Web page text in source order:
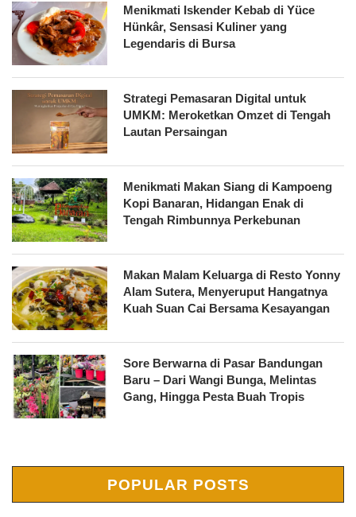
Menikmati Iskender Kebab di Yüce
Hünkâr, Sensasi Kuliner yang
Legendaris di Bursa
Strategi Pemasaran Digital untuk
UMKM: Meroketkan Omzet di Tengah
Lautan Persaingan
Menikmati Makan Siang di Kampoeng
Kopi Banaran, Hidangan Enak di
Tengah Rimbunnya Perkebunan
Makan Malam Keluarga di Resto Yonny
Alam Sutera, Menyeruput Hangatnya
Kuah Suan Cai Bersama Kesayangan
Sore Berwarna di Pasar Bandungan
Baru – Dari Wangi Bunga, Melintas
Gang, Hingga Pesta Buah Tropis
POPULAR POSTS